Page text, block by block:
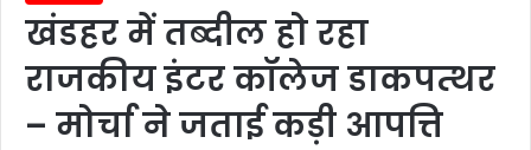
खंडहर में तब्दील हो रहा
राजकीय इंटर कॉलेज डाकपत्थर
– मोर्चा ने जताई कड़ी आपत्ति